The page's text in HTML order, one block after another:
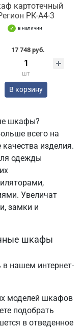
картотечный
РК-А4-3
в наличии
17 748 руб.
шт
В корзину
шкафы?
всего на
изделия.
одежды
Увеличат
замки и
шкафы
нашем интернет-
моделей шкафов
подобрать
в отведенное